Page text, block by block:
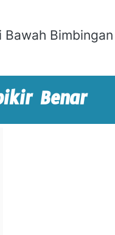
Bawah Bimbingan
Benar